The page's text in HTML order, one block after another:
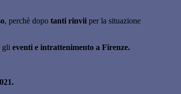
, perchè dopo tanti rinvii per la situazione
gli eventi e intrattenimento a Firenze.